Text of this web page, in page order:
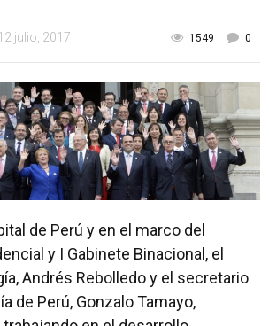
julio, 2017 1549 0
de Perú y en el marco del
y I Gabinete Binacional, el
Andrés Rebolledo y el secretario
de Perú, Gonzalo Tamayo,